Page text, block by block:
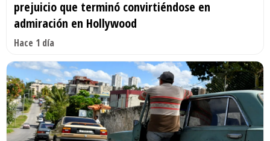
prejuicio que terminó convirtiéndose en
admiración en Hollywood
Hace 1 día